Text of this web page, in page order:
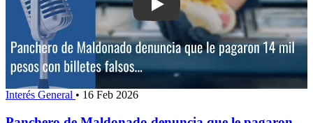
Play: Panchero de Maldonado
Interés General • 16 Feb 2026